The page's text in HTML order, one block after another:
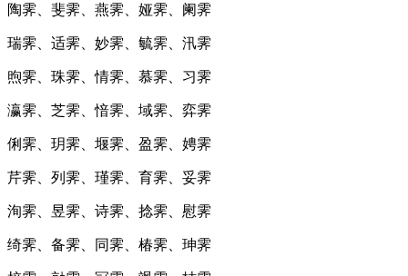
陶霁、斐霁、燕霁、娅霁、阑霁
瑞霁、适霁、妙霁、毓霁、汛霁
煦霁、珠霁、情霁、慕霁、习霁
瀛霁、芝霁、愔霁、域霁、弈霁
俐霁、玥霁、堰霁、盈霁、娉霁
芹霁、列霁、瑾霁、育霁、妥霁
洵霁、昱霁、诗霁、捻霁、慰霁
绮霁、备霁、同霁、椿霁、珅霁